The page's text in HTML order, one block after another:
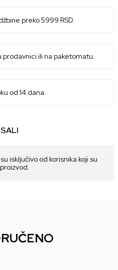
preko 5999 RSD.
ili na paketomatu.
od 14 dana.
isključivo od korisnika koji su